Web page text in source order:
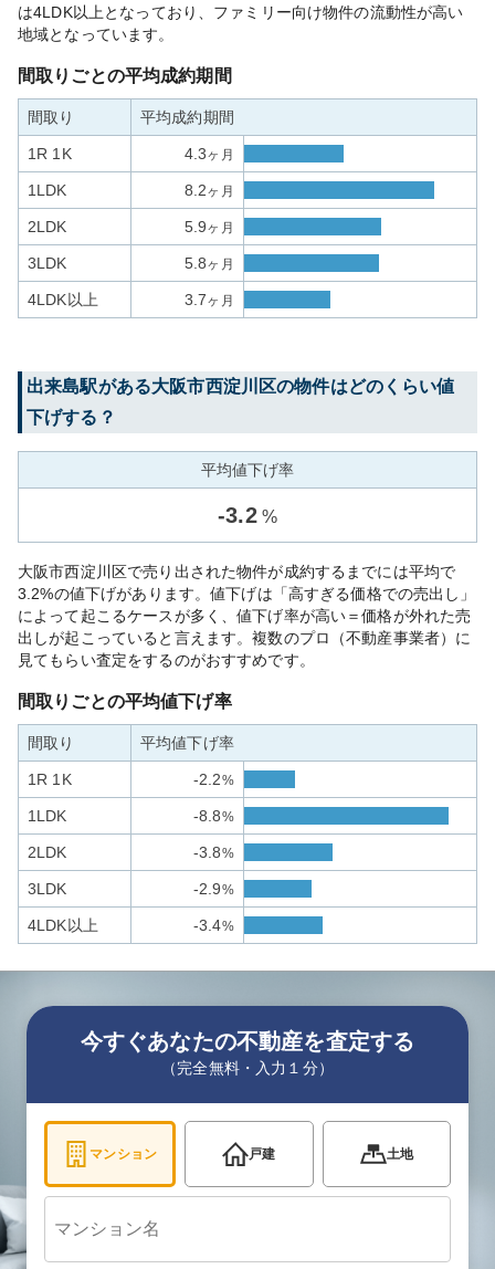
は4LDK以上となっており、ファミリー向け物件の流動性が高い
地域となっています。
間取りごとの平均成約期間
間取り 平均成約期間
1R 1K 4.3ヶ月
1LDK 8.2ヶ月
2LDK 5.9ヶ月
3LDK 5.8ヶ月
4LDK以上 3.7ヶ月
出来島駅がある大阪市西淀川区の物件はどのくらい値
下げする？
平均値下げ率
-3.2 %
大阪市西淀川区で売り出された物件が成約するまでには平均で
3.2%の値下げがあります。値下げは「高すぎる価格での売出し」
によって起こるケースが多く、値下げ率が高い＝価格が外れた売
出しが起こっていると言えます。複数のプロ（不動産事業者）に
見てもらい査定をするのがおすすめです。
間取りごとの平均値下げ率
間取り 平均値下げ率
1R 1K -2.2%
1LDK -8.8%
2LDK -3.8%
3LDK -2.9%
4LDK以上 -3.4%
今すぐあなたの不動産を査定する
（完全無料・入力１分）
マンション 戸建 土地